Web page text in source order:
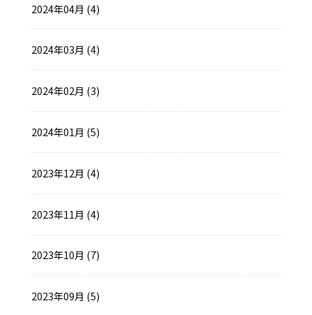
2024年04月 (4)
2024年03月 (4)
2024年02月 (3)
2024年01月 (5)
2023年12月 (4)
2023年11月 (4)
2023年10月 (7)
2023年09月 (5)